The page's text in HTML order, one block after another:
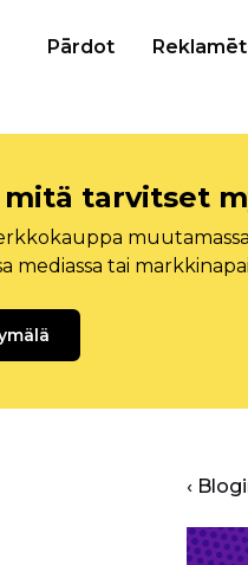
Pārdot Reklamēt
tarvitset
mediassa tai
‹